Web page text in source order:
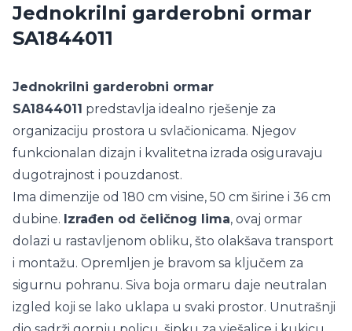
Jednokrilni garderobni ormar
SA1844011
Jednokrilni garderobni ormar
SA1844011 predstavlja idealno rješenje za
organizaciju prostora u svlačionicama. Njegov
funkcionalan dizajn i kvalitetna izrada osiguravaju
dugotrajnost i pouzdanost.
Ima dimenzije od 180 cm visine, 50 cm širine i 36 cm
dubine. Izrađen od čeličnog lima, ovaj ormar
dolazi u rastavljenom obliku, što olakšava transport
i montažu. Opremljen je bravom sa ključem za
sigurnu pohranu. Siva boja ormaru daje neutralan
izgled koji se lako uklapa u svaki prostor. Unutrašnji